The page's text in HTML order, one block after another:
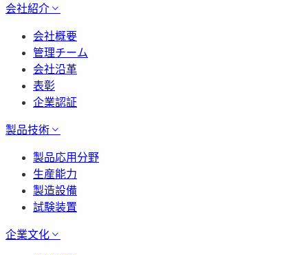
会社紹介
会社概要
管理チーム
会社沿革
表彰
企業認証
製品技術
製品応用分野
生産能力
製造設備
試験装置
企業文化